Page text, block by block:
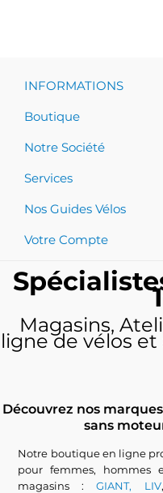
INFORMATIONS
Boutique
Notre Société
Services
Nos Guides Vélos
Votre Compte
Magasins,
ligne de vélos
Découvrez nos
sans
Notre boutique en ligne
pour femmes, hommes
magasins :GIANT, LIV